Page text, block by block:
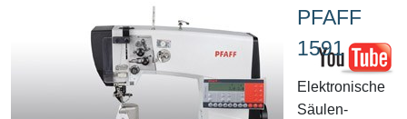
PFAFF
1591
Elektronische
Säulen-